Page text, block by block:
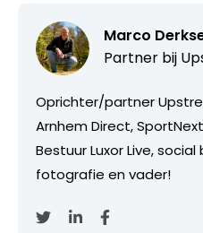
Marco
Partner bij
Oprichter/partner
Arnhem Direct,
Bestuur Luxor Live,
fotografie en vader!